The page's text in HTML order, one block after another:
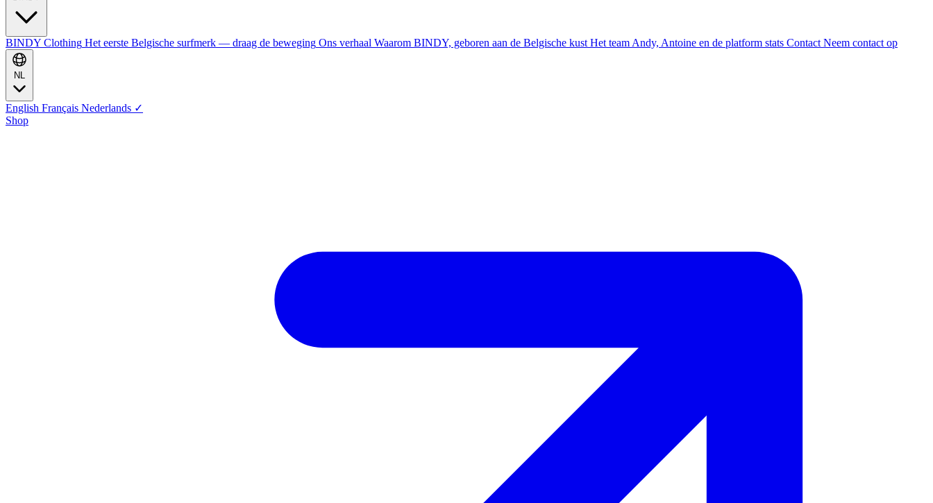
BINDY Clothing Het eerste Belgische surfmerk — draag de beweging Ons verhaal Waarom BINDY, geboren aan de Belgische kust Het team Andy, Antoine en de platform stats Contact Neem contact op
English Français Nederlands ✓
Shop